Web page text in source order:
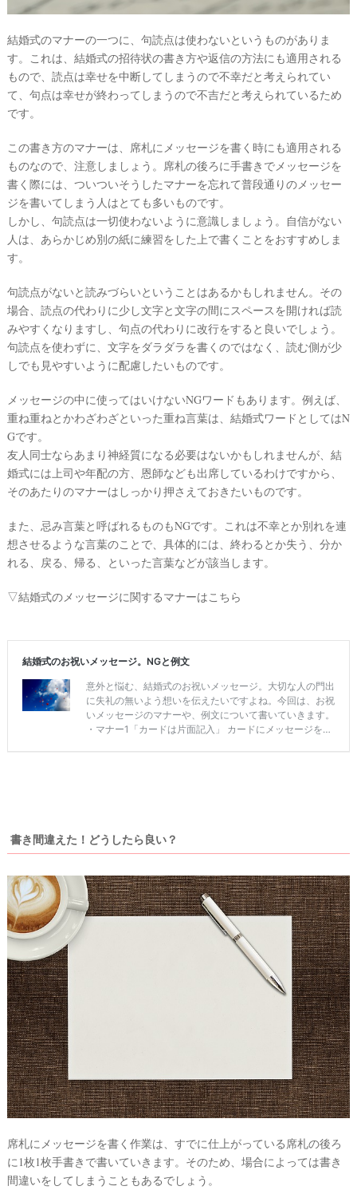
結婚式のマナーの一つに、句読点は使わないというものがありま
す。これは、結婚式の招待状の書き方や返信の方法にも適用される
もので、読点は幸せを中断してしまうので不幸だと考えられてい
て、句点は幸せが終わってしまうので不吉だと考えられているため
です。
この書き方のマナーは、席札にメッセージを書く時にも適用される
ものなので、注意しましょう。席札の後ろに手書きでメッセージを
書く際には、ついついそうしたマナーを忘れて普段通りのメッセー
ジを書いてしまう人はとても多いものです。
しかし、句読点は一切使わないように意識しましょう。自信がない
人は、あらかじめ別の紙に練習をした上で書くことをおすすめしま
す。
句読点がないと読みづらいということはあるかもしれません。その
場合、読点の代わりに少し文字と文字の間にスペースを開ければ読
みやすくなりますし、句点の代わりに改行をすると良いでしょう。
句読点を使わずに、文字をダラダラを書くのではなく、読む側が少
しでも見やすいように配慮したいものです。
メッセージの中に使ってはいけないNGワードもあります。例えば、
重ね重ねとかわざわざといった重ね言葉は、結婚式ワードとしてはN
Gです。
友人同士ならあまり神経質になる必要はないかもしれませんが、結
婚式には上司や年配の方、恩師なども出席しているわけですから、
そのあたりのマナーはしっかり押さえておきたいものです。
また、忌み言葉と呼ばれるものもNGです。これは不幸とか別れを連
想させるような言葉のことで、具体的には、終わるとか失う、分か
れる、戻る、帰る、といった言葉などが該当します。
▽結婚式のメッセージに関するマナーはこちら
書き間違えた！どうしたら良い？
席札にメッセージを書く作業は、すでに仕上がっている席札の後ろ
に1枚1枚手書きで書いていきます。そのため、場合によっては書き
間違いをしてしまうこともあるでしょう。
最
新
ド
レ
ス
記
h
e
c
k
プ
ラ
ン
ナ
ー
ラ
グ
プ
ラ
ン
ナ
ー
レ
る